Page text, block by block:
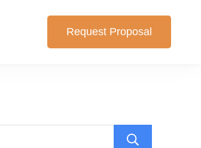
Sentul pilihan yang cocok untuk anda.
Request Proposal